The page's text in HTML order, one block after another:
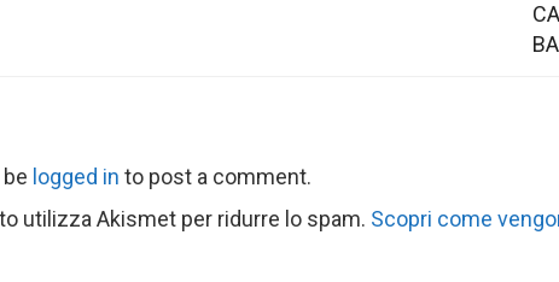
logged in to post a comment.
utilizza Akismet per ridurre lo spam. Scopri come